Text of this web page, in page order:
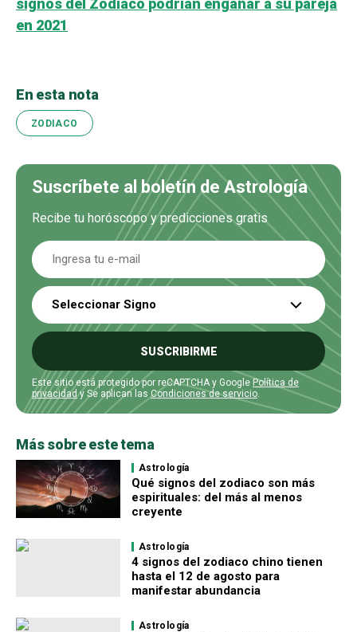
signos del Zodiaco podrían engañar a su pareja
en 2021
En esta nota
ZODIACO
Suscríbete al boletín de Astrología
Recibe tu horóscopo y predicciones gratis
Seleccionar Signo
SUSCRIBIRME
Este sitio está protegido por reCAPTCHA y Google Política de
privacidady Se aplican las Condiciones de servicio.
Más sobre este tema
Astrología
Qué signos del zodiaco son más
espirituales: del más al menos
creyente
Astrología
4 signos del zodiaco chino tienen
hasta el 12 de agosto para
manifestar abundancia
Astrología